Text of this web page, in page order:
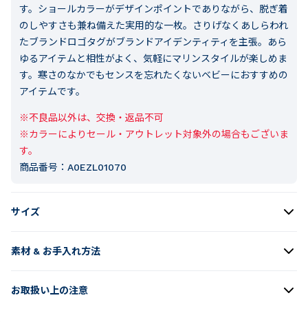
す。ショールカラーがデザインポイントでありながら、脱ぎ着
のしやすさも兼ね備えた実用的な一枚。さりげなくあしらわれ
たブランドロゴタグがブランドアイデンティティを主張。あら
ゆるアイテムと相性がよく、気軽にマリンスタイルが楽しめま
す。寒さのなかでもセンスを忘れたくないベビーにおすすめの
アイテムです。
※不良品以外は、交換・返品不可
※カラーによりセール・アウトレット対象外の場合もございま
す。
商品番号： A0EZL01070
サイズ
素材 & お手入れ方法
お取扱い上の注意